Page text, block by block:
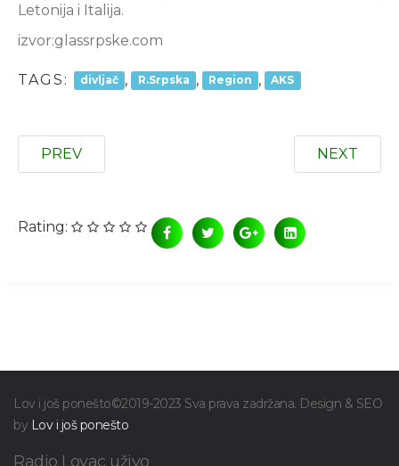
Letonija i Italija.
izvor:glassrpske.com
TAGS: divljač , R.Srpska , Region , AKS
PREV NEXT
Rating:
Lov i još ponešto©2019-2023 Sva prava zadržana. Design & SEO
by Lov i još ponešto
Radio Lovac uživo